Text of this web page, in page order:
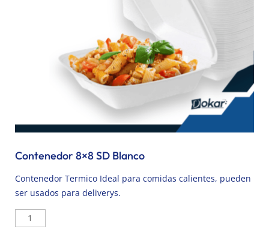
Contenedor 8×8 SD Blanco
Contenedor Termico Ideal para comidas calientes, pueden
ser usados para deliverys.